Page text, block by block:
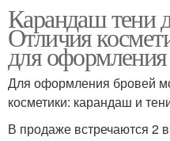
Карандаш тени
Отличия
для
Для оформления бровей
косметики: карандаш и
В продаже встречаются 2